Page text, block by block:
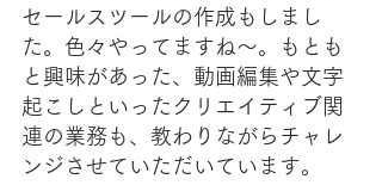
セールスツールの作成もしまし
た。色々やってますね〜。もとも
と興味があった、動画編集や文字
起こしといったクリエイティブ関
連の業務も、教わりながらチャレ
ンジさせていただいています。